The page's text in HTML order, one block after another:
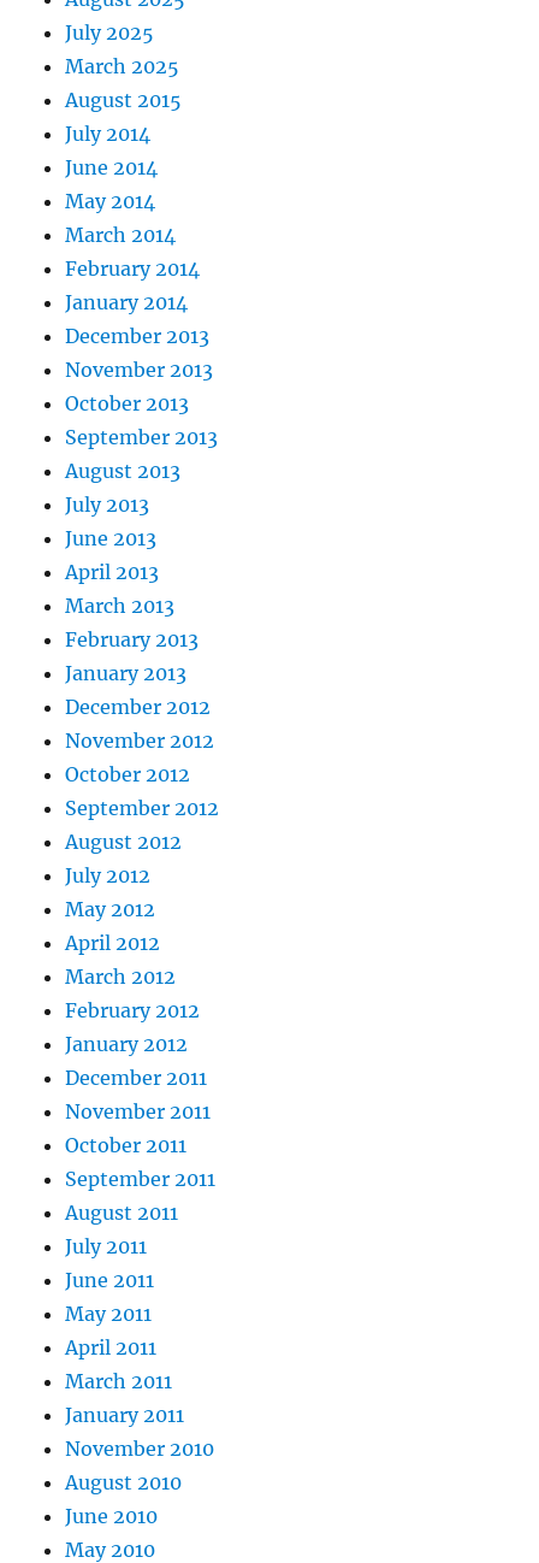
July 2025
March 2025
August 2015
July 2014
June 2014
May 2014
March 2014
February 2014
January 2014
December 2013
November 2013
October 2013
September 2013
August 2013
July 2013
June 2013
April 2013
March 2013
February 2013
January 2013
December 2012
November 2012
October 2012
September 2012
August 2012
July 2012
May 2012
April 2012
March 2012
February 2012
January 2012
December 2011
November 2011
October 2011
September 2011
August 2011
July 2011
June 2011
May 2011
April 2011
March 2011
January 2011
November 2010
August 2010
June 2010
May 2010